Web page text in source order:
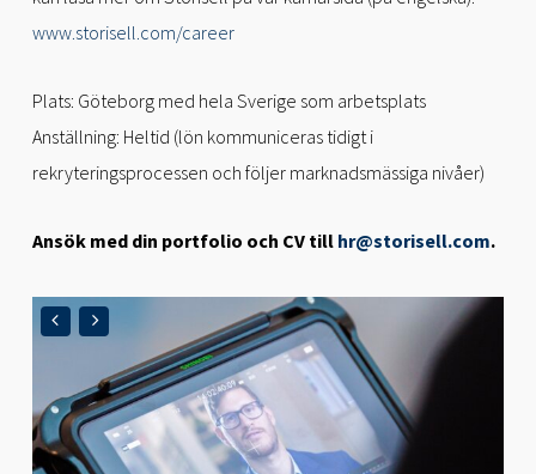
www.storisell.com/career
Plats: Göteborg med hela Sverige som arbetsplats
Anställning: Heltid (lön kommuniceras tidigt i
rekryteringsprocessen och följer marknadsmässiga nivåer)
Ansök med din portfolio och CV till hr@storisell.com.